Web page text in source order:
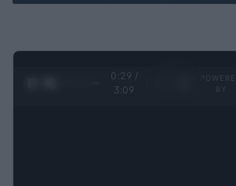
0:30 /
3:09